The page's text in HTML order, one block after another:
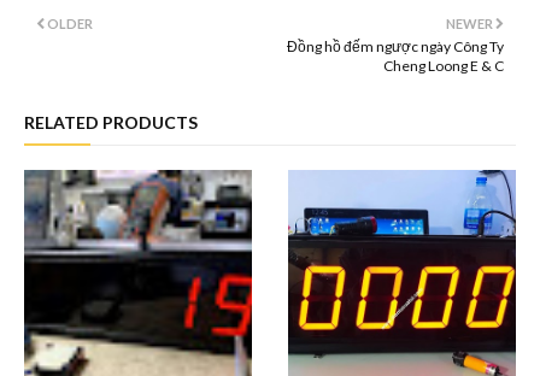
NEWER
Đồng hồ đếm ngược ngày Công Ty
Cheng Loong E & C
OLDER
RELATED PRODUCTS